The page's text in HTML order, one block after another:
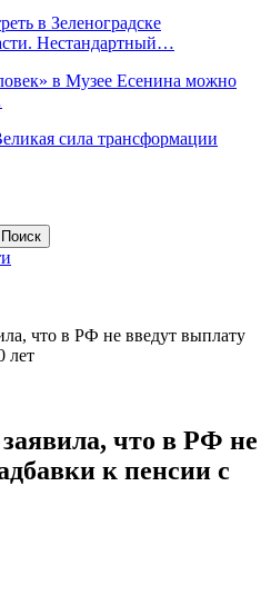
в Зеленоградске
Нестандартный…
в Музее Есенина можно
сила трансформации
что в РФ не введут выплату
лет
что в РФ не
к пенсии с